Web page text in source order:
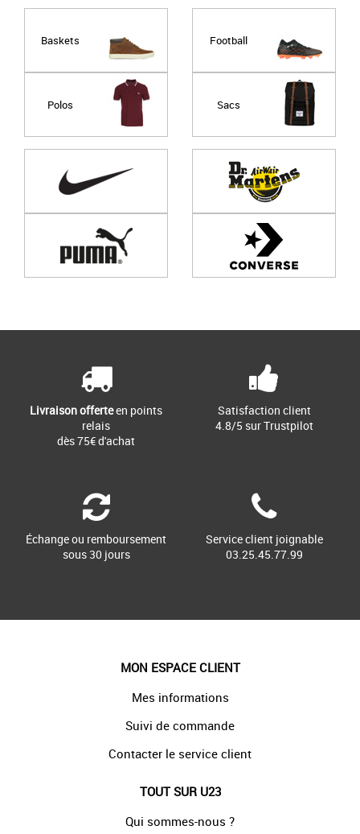
Baskets Football
Polos Sacs
Livraison offerteen points
relais
dès 75€ d'achat
Satisfaction client
4.8/5 sur Trustpilot
Échange ou remboursement
sous 30 jours
Service client joignable
03.25.45.77.99
MON ESPACE CLIENT
Mes informations
Suivi de commande
Contacter le service client
TOUT SUR U23
Qui sommes-nous ?